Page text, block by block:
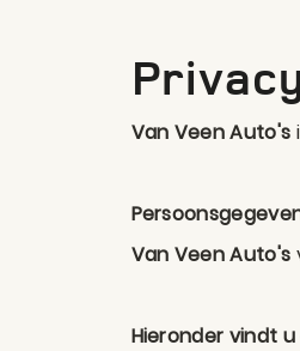
Van Veen Auto's
Van Veen Auto's
Hieronder vindt